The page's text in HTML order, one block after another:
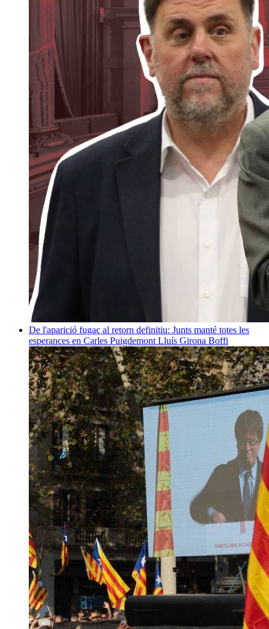
De l'aparició fugaç al retorn definitiu: Junts manté totes les
esperances en Carles Puigdemont Lluís Girona Boffi